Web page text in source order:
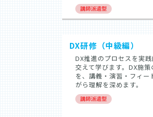
DX研修（中級編）
DX推進のプロセスを実
交えて学びます。DX施
を、講義・演習・フィ
がら理解を深めます。